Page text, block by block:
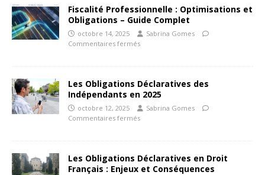
Fiscalité Professionnelle : Optimisations et
Obligations – Guide Complet
octobre 14, 2025
Sabrina Gomes
Commentaires fermés
Les Obligations Déclaratives des
Indépendants en 2025
octobre 12, 2025
Sabrina Gomes
Commentaires fermés
Les Obligations Déclaratives en Droit
Français : Enjeux et Conséquences